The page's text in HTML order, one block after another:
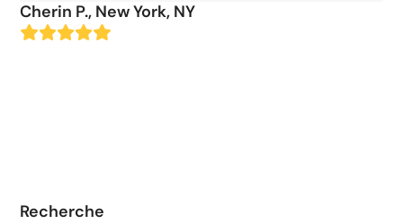
Cherin P., New York, NY
Evaluation:
Recherche